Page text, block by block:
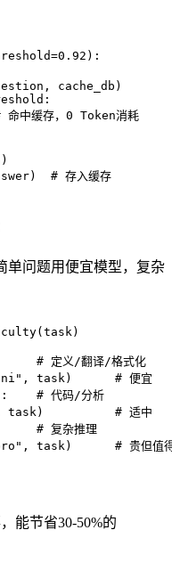
cache_db)
中缓存，0 Token消耗
# 存入缓存
单问题用便宜模型，复杂
# 定义/翻译/格式化
task)      # 便宜
# 代码/分析
# 适中
# 复杂推理
task)      # 贵但值
能节省30-50%的